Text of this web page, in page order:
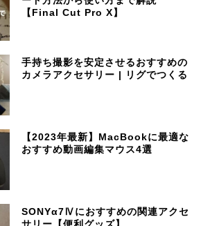
【Final Cut Pro X】
手持ち撮影を安定させるおすすめの
カメラアクセサリー | リグでつくる
【2023年最新】MacBookに最適な
おすすめ動画編集マウス4選
SONYα7Ⅳにおすすめの関連アクセ